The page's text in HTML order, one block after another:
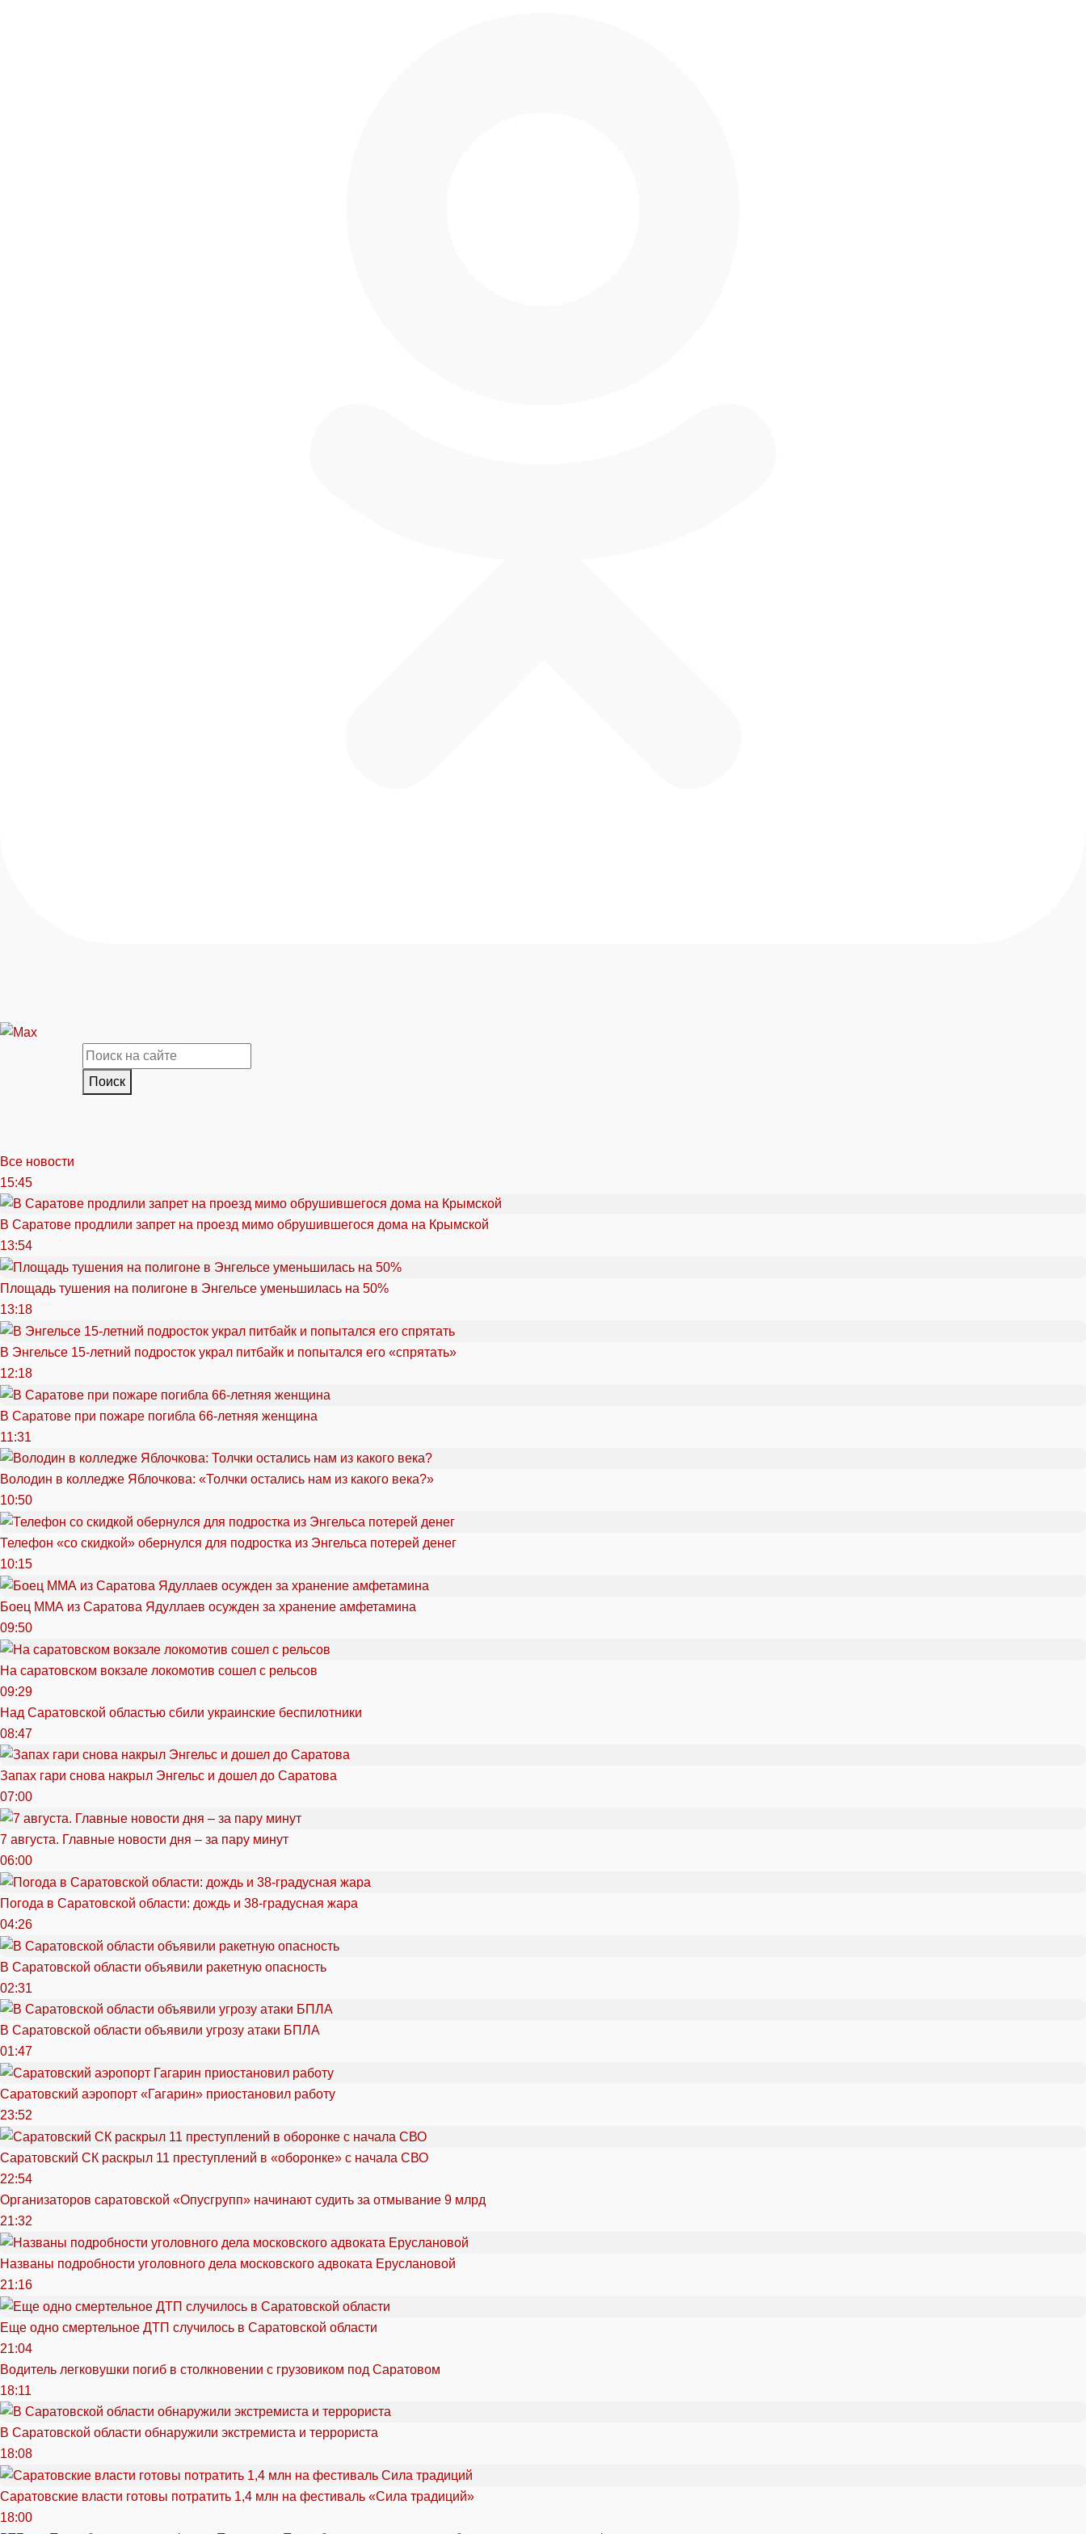
Поиск
Все новости
15:45
В Саратове продлили запрет на проезд мимо обрушившегося дома на Крымской
13:54
Площадь тушения на полигоне в Энгельсе уменьшилась на 50%
13:18
В Энгельсе 15-летний подросток украл питбайк и попытался его «спрятать»
12:18
В Саратове при пожаре погибла 66-летняя женщина
11:31
Володин в колледже Яблочкова: «Толчки остались нам из какого века?»
10:50
Телефон «со скидкой» обернулся для подростка из Энгельса потерей денег
10:15
Боец ММА из Саратова Ядуллаев осужден за хранение амфетамина
09:50
На саратовском вокзале локомотив сошел с рельсов
09:29
Над Саратовской областью сбили украинские беспилотники
08:47
Запах гари снова накрыл Энгельс и дошел до Саратова
07:00
7 августа. Главные новости дня – за пару минут
06:00
Погода в Саратовской области: дождь и 38-градусная жара
04:26
В Саратовской области объявили ракетную опасность
02:31
В Саратовской области объявили угрозу атаки БПЛА
01:47
Саратовский аэропорт «Гагарин» приостановил работу
23:52
Саратовский СК раскрыл 11 преступлений в «оборонке» с начала СВО
22:54
Организаторов саратовской «Опусгрупп» начинают судить за отмывание 9 млрд
21:32
Названы подробности уголовного дела московского адвоката Еруслановой
21:16
Еще одно смертельное ДТП случилось в Саратовской области
21:04
Водитель легковушки погиб в столкновении с грузовиком под Саратовом
18:11
В Саратовской области обнаружили экстремиста и террориста
18:08
Саратовские власти готовы потратить 1,4 млн на фестиваль «Сила традиций»
18:00